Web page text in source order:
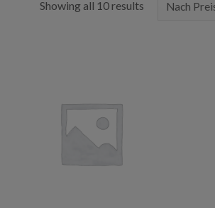
Showing all 10 results